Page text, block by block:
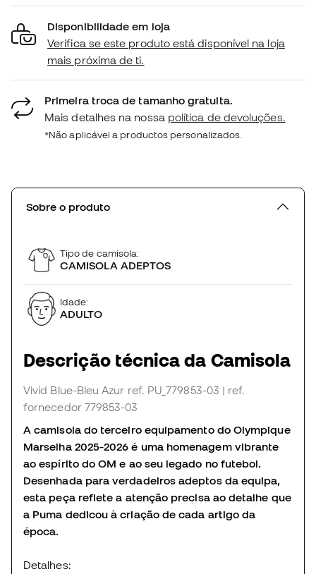
Disponibilidade em loja
Verifica se este produto está disponível na loja
mais próxima de ti.
Primeira troca de tamanho gratuita.
Mais detalhes na nossa política de devoluções.
*Não aplicável a productos personalizados.
Sobre o produto
Tipo de camisola:
CAMISOLA ADEPTOS
Idade:
ADULTO
Descrição técnica da Camisola
Vivid Blue-Bleu Azur ref. PU_779853-03 | ref.
fornecedor 779853-03
A camisola do terceiro equipamento do Olympique
Marselha 2025-2026 é uma homenagem vibrante
ao espírito do OM e ao seu legado no futebol.
Desenhada para verdadeiros adeptos da equipa,
esta peça reflete a atenção precisa ao detalhe que
a Puma dedicou à criação de cada artigo da
época.
Detalhes: